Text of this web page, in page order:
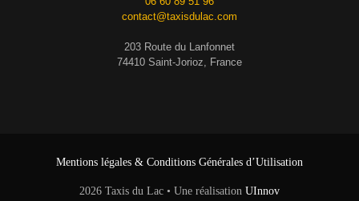
contact@taxisdulac.com
203 Route du Lanfonnet
74410 Saint-Jorioz, France
Mentions légales & Conditions Générales d’Utilisation
2026 Taxis du Lac • Une réalisation UInnov